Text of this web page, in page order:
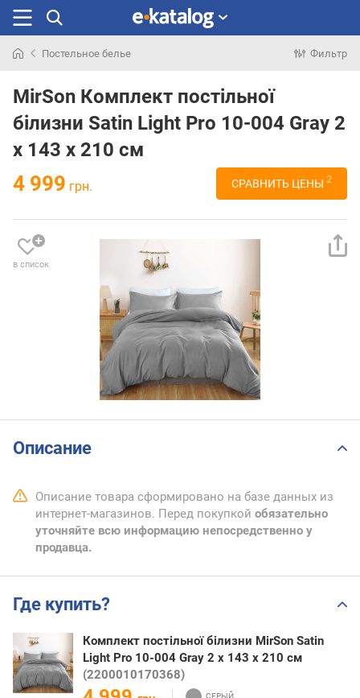
раньше
Постельное белье Фильтр
MirSon Комплект постільної
білизни Satin Light Pro 10-004 Gray 2
x 143 x 210 см
4 999 грн. СРАВНИТЬ ЦЕНЫ 2
в список
Описание
Описание товара сформировано на базе данных из
интернет-магазинов. Перед покупкой обязательно
уточняйте всю информацию непосредственно у
продавца.
Где купить?
Комплект постільної білизни MirSon Satin
Light Pro 10-004 Gray 2 x 143 x 210 см
(2200010170368)